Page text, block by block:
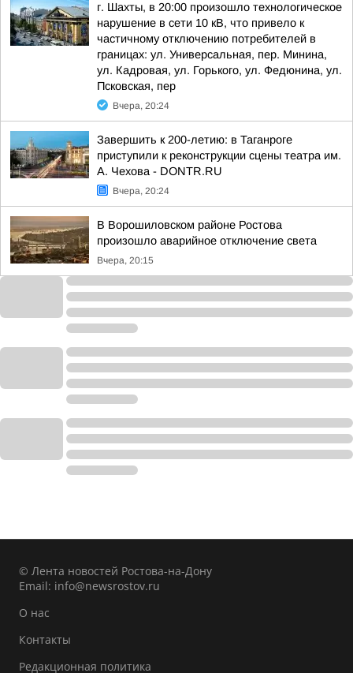
г. Шахты, в 20:00 произошло технологическое
нарушение в сети 10 кВ, что привело к
частичному отключению потребителей в
границах: ул. Универсальная, пер. Минина,
ул. Кадровая, ул. Горького, ул. Федюнина, ул.
Псковская, пер
Вчера, 20:24
Завершить к 200-летию: в Таганроге
приступили к реконструкции сцены театра им.
А. Чехова - DONTR.RU
Вчера, 20:24
В Ворошиловском районе Ростова
произошло аварийное отключение света
Вчера, 20:15
© Лента новостей Ростова-на-Дону
Email: info@newsrostov.ru
О нас
Контакты
Редакционная политика